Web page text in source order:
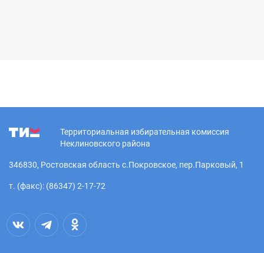
Территориальная избирательная комиссия
Неклиновского района
346830, Ростовская область с.Покровское, пер.Парковый, 1
т. (факс): (86347) 2-17-72